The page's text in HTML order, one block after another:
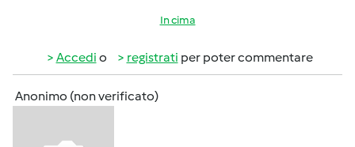
In cima
Accedi o registrati per poter commentare
Anonimo (non verificato)